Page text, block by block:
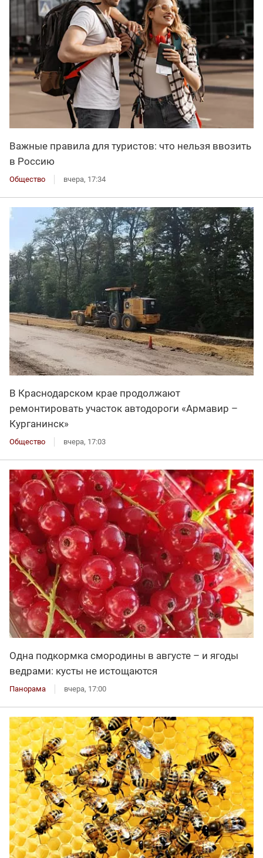
Важные правила для туристов: что нельзя ввозить
в Россию
Общество вчера, 17:34
В Краснодарском крае продолжают
ремонтировать участок автодороги «Армавир –
Курганинск»
Общество вчера, 17:03
Одна подкормка смородины в августе – и ягоды
ведрами: кусты не истощаются
Панорама вчера, 17:00